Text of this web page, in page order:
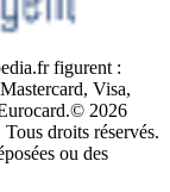
figurent :
Visa,
© 2026
droits réservés.
ou des